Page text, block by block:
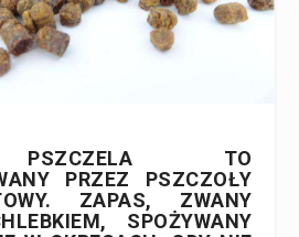
TO
PRZEZ PSZCZOŁY
ZAPAS, ZWANY
SPOŻYWANY